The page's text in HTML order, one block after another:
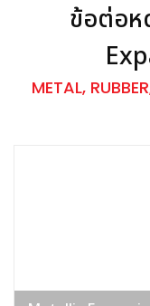
ข้อต่อห
METAL,